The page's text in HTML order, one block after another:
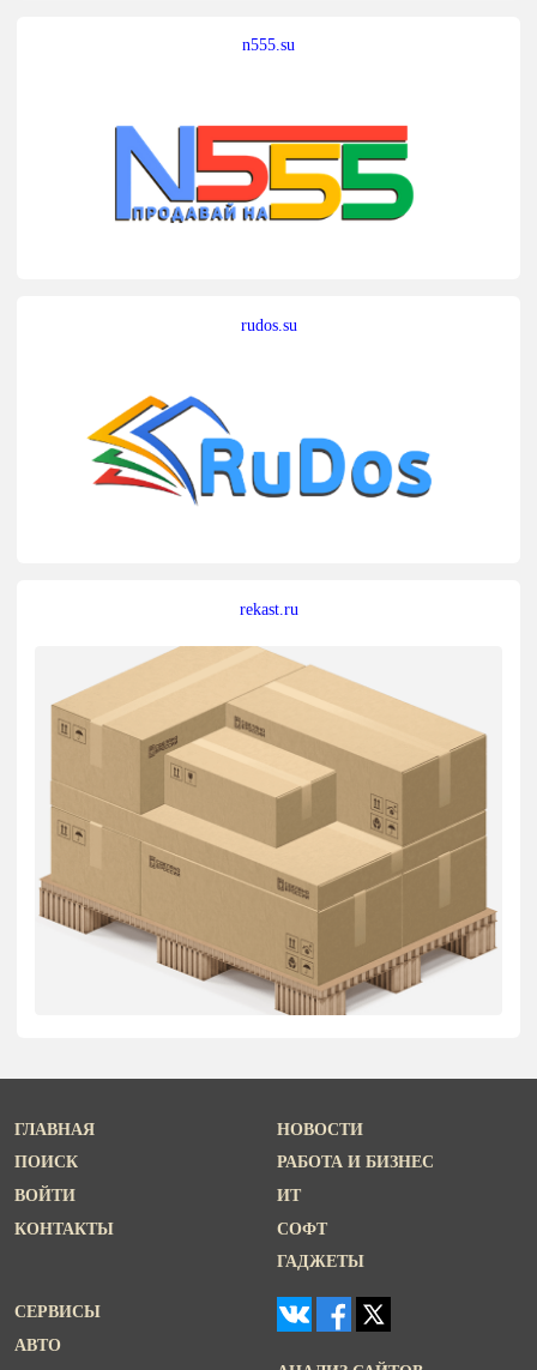
n555.su
rudos.su
rekast.ru
ГЛАВНАЯ
ПОИСК
ВОЙТИ
КОНТАКТЫ
НОВОСТИ
РАБОТА И БИЗНЕС
ИТ
СОФТ
ГАДЖЕТЫ
СЕРВИСЫ
АВТО